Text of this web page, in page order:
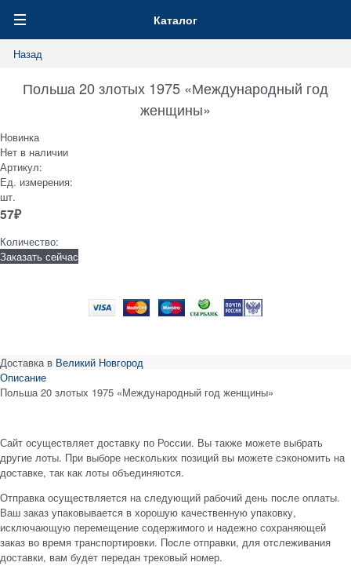
Каталог
Назад
Польша 20 злотых 1975 «Международный год
женщины»
Новинка
Нет в наличии
Артикул:
Ед. измерения:
шт.
57₽
Количество:
Заказать сейчас
Доставка в Великий Новгород
Описание
Польша 20 злотых 1975 «Международный год женщины»
Сайт осуществляет доставку по России. Вы также можете выбрать
другие лоты. При выборе нескольких позиций вы можете сэкономить на
доставке, так как лоты объединяются.
Отправка осуществляется на следующий рабочий день после оплаты.
Ваш заказ упаковывается в хорошую качественную упаковку,
исключающую перемещение содержимого и надежно сохраняющей
заказ во время транспортировки. После отправки, для отслеживания
доставки, вам будет передан трековый номер.